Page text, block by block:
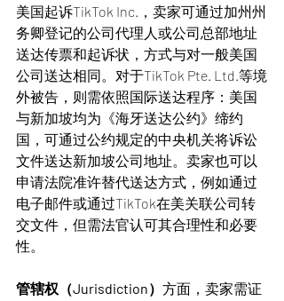
美国起诉TikTok Inc.，卖家可通过加州州
务卿登记的公司代理人或公司总部地址
送达传票和起诉状，方式与对一般美国
公司送达相同。对于TikTok Pte. Ltd.等境
外被告，则需依照国际送达程序：美国
与新加坡均为《海牙送达公约》缔约
国，可通过公约规定的中央机关将诉讼
文件送达新加坡公司地址。卖家也可以
申请法院准许替代送达方式，例如通过
电子邮件或通过TikTok在美关联公司转
交文件，但需法官认可其合理性和必要
性。
管辖权（Jurisdiction） 方面，卖家需证